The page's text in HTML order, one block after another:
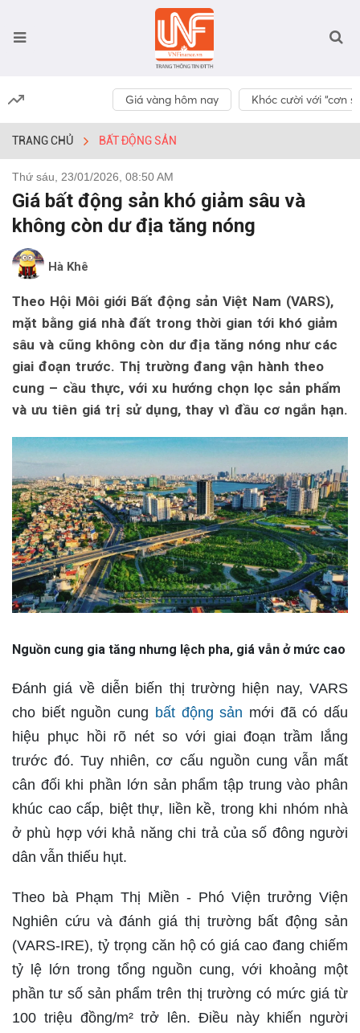
Giá vàng hôm nay Khóc cười với “cơn
TRANG CHỦ BẤT ĐỘNG SẢN
Thứ sáu, 23/01/2026, 08:50 AM
Giá bất động sản khó giảm sâu và
không còn dư địa tăng nóng
Hà Khê
Theo Hội Môi giới Bất động sản Việt Nam (VARS),
mặt bằng giá nhà đất trong thời gian tới khó giảm
sâu và cũng không còn dư địa tăng nóng như các
giai đoạn trước. Thị trường đang vận hành theo
cung – cầu thực, với xu hướng chọn lọc sản phẩm
và ưu tiên giá trị sử dụng, thay vì đầu cơ ngắn hạn.
Nguồn cung gia tăng nhưng lệch pha, giá vẫn ở mức cao
Đánh giá về diễn biến thị trường hiện nay, VARS
cho biết nguồn cung bất động sản mới đã có dấu
hiệu phục hồi rõ nét so với giai đoạn trầm lắng
trước đó. Tuy nhiên, cơ cấu nguồn cung vẫn mất
cân đối khi phần lớn sản phẩm tập trung vào phân
khúc cao cấp, biệt thự, liền kề, trong khi nhóm nhà
ở phù hợp với khả năng chi trả của số đông người
dân vẫn thiếu hụt.
Theo bà Phạm Thị Miền - Phó Viện trưởng Viện
Nghiên cứu và đánh giá thị trường bất động sản
(VARS-IRE), tỷ trọng căn hộ có giá cao đang chiếm
tỷ lệ lớn trong tổng nguồn cung, với khoảng một
phần tư số sản phẩm trên thị trường có mức giá từ
100 triệu đồng/m² trở lên. Điều này khiến người